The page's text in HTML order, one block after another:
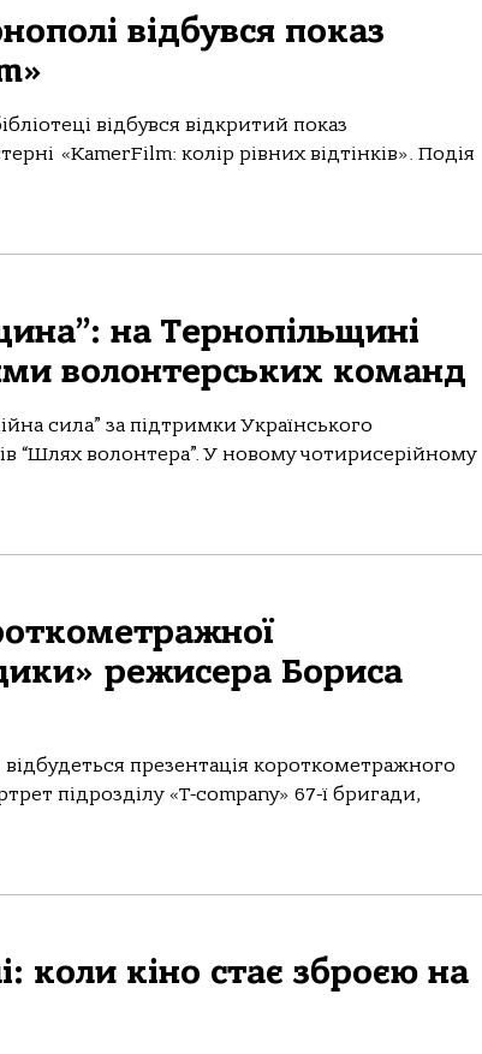
відбувся показ
відбувся відкритий показ
«KamerFilm: колір рівних відтінків». Подія
на Тернопільщині
волонтерських команд
сила” за підтримки Українського
“Шлях волонтера”. У новому чотирисерійному
режисера Бориса
відбудеться презентація короткометражного
підрозділу «T-company» 67-ї бригади,
коли кіно стає зброєю на